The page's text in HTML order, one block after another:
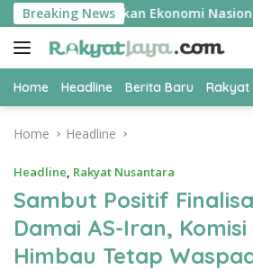
Skip
to
content
Breaking News
Amankan Ekonomi Nasional
Home Headline Berita Baru Rakyat
Home Headline
Headline, Rakyat Nusantara
Sambut Positif
Damai AS-Iran, Komisi
Himbau Tetap